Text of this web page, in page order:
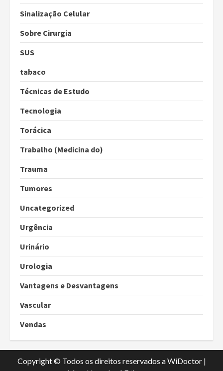
Sinalização Celular
Sobre Cirurgia
SUS
tabaco
Técnicas de Estudo
Tecnologia
Torácica
Trabalho (Medicina do)
Trauma
Tumores
Uncategorized
Urgência
Urinário
Urologia
Vantagens e Desvantagens
Vascular
Vendas
Copyright © Todos os direitos reservados a WiDoctor |